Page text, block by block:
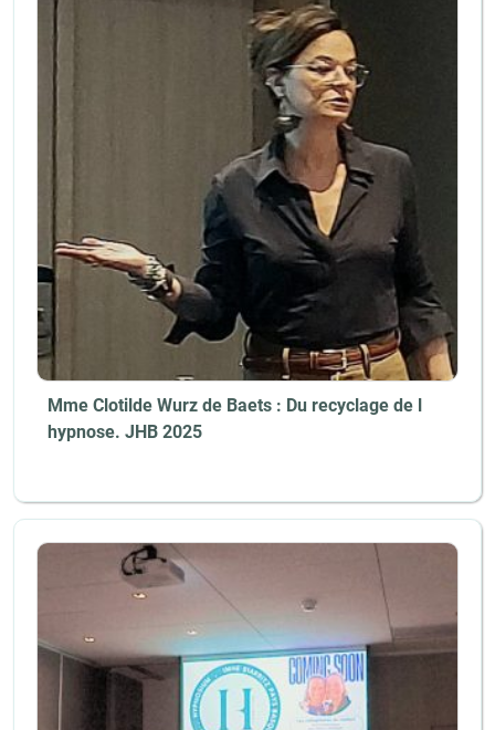
Mme Clotilde Wurz de Baets : Du recyclage de l
hypnose. JHB 2025